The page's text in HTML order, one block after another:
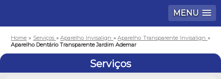
MENU
Home » Serviços »Aparelho Invisalign »Aparelho Transparente Invisalign »
Aparelho Dentário Transparente Jardim Ademar
Serviços